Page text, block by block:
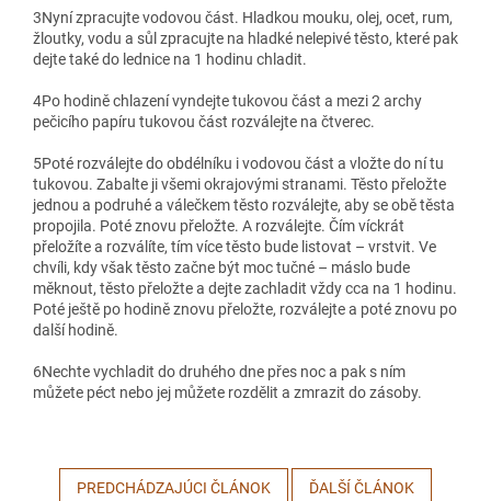
3Nyní zpracujte vodovou část. Hladkou mouku, olej, ocet, rum,
žloutky, vodu a sůl zpracujte na hladké nelepivé těsto, které pak
dejte také do lednice na 1 hodinu chladit.
4Po hodině chlazení vyndejte tukovou část a mezi 2 archy
pečicího papíru tukovou část rozválejte na čtverec.
5Poté rozválejte do obdélníku i vodovou část a vložte do ní tu
tukovou. Zabalte ji všemi okrajovými stranami. Těsto přeložte
jednou a podruhé a válečkem těsto rozválejte, aby se obě těsta
propojila. Poté znovu přeložte. A rozválejte. Čím víckrát
přeložíte a rozválíte, tím více těsto bude listovat – vrstvit. Ve
chvíli, kdy však těsto začne být moc tučné – máslo bude
měknout, těsto přeložte a dejte zachladit vždy cca na 1 hodinu.
Poté ještě po hodině znovu přeložte, rozválejte a poté znovu po
další hodině.
6Nechte vychladit do druhého dne přes noc a pak s ním
můžete péct nebo jej můžete rozdělit a zmrazit do zásoby.
PREDCHÁDZAJÚCI ČLÁNOK ĎALŠÍ ČLÁNOK